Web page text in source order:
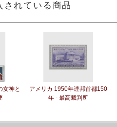
されている商品
女神と
アメリカ 1950年連邦首都150
年 - 最高裁判所